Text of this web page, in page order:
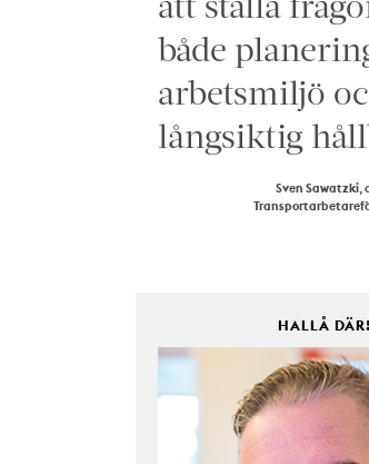
både
arbetsmiljö
långsiktig
Sven Sawatzki,
HALLÅ DÄR!